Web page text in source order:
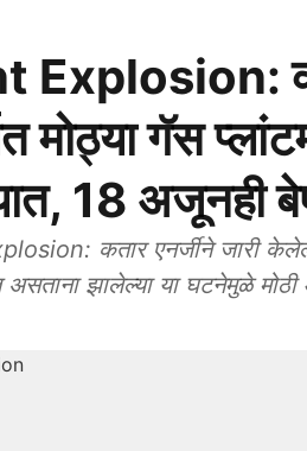
मोठ्या गॅस
18 अजूनही
कतार एनर्जीने जारी
झालेल्या या घटनेमुळे